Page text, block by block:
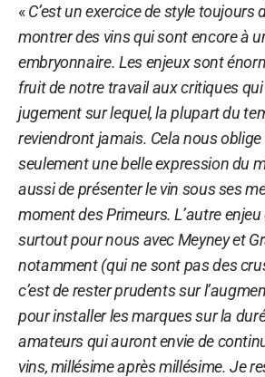
«C’est un exercice de style toujours
montrer des vins qui sont encore à
embryonnaire. Les enjeux sont
fruit de notre travail aux critiques
jugement sur lequel, la plupart du
reviendront jamais. Cela nous
seulement une belle expression du
aussi de présenter le vin sous ses
moment des Primeurs. L’autre
surtout pour nous avec Meyney et
notamment (qui ne sont pas des
c’est de rester prudents sur
pour installer les marques sur la
amateurs qui auront envie de
vins, millésime après millésime. Je